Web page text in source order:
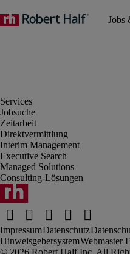
Jobsuche
Zeitarbeit
Direktvermittlung
Interim Management
Executive Search
Managed Solutions
Consulting-Lösungen
ImpressumDatenschutz
HinweisgebersystemWebmaster